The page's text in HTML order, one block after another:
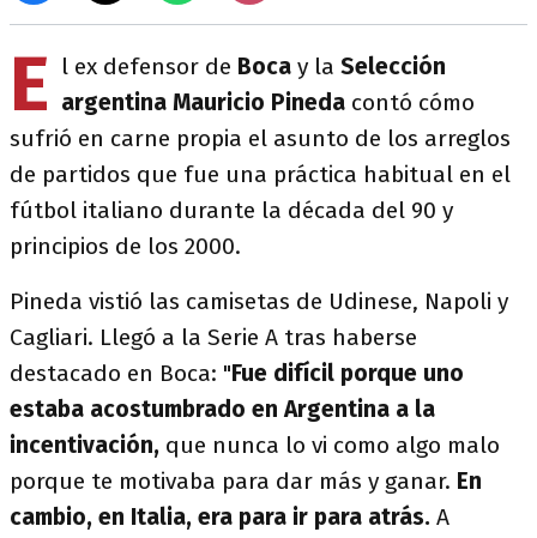
E l ex defensor de Boca y la Selección
argentina Mauricio Pineda contó cómo
sufrió en carne propia el asunto de los arreglos
de partidos que fue una práctica habitual en el
fútbol italiano durante la década del 90 y
principios de los 2000.
Pineda vistió las camisetas de Udinese, Napoli y
Cagliari. Llegó a la Serie A tras haberse
destacado en Boca: "Fue difícil porque uno
estaba acostumbrado en Argentina a la
incentivación, que nunca lo vi como algo malo
porque te motivaba para dar más y ganar. En
cambio, en Italia, era para ir para atrás. A